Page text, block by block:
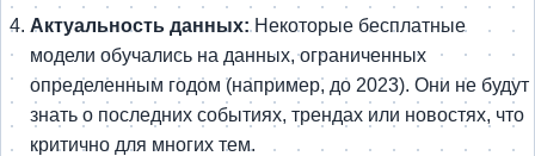
Актуальность данных:Некоторые бесплатные
модели обучались на данных, ограниченных
определенным годом (например, до 2023). Они не будут
знать о последних событиях, трендах или новостях, что
критично для многих тем.